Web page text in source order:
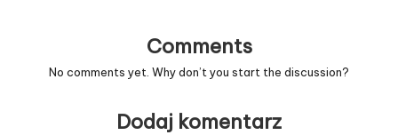
Comments
No comments yet. Why don’t you start the discussion?
Dodaj komentarz